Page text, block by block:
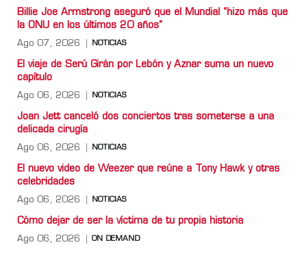
Billie Joe Armstrong aseguró que el Mundial “hizo más que
la ONU en los últimos 20 años”
Ago 07, 2026 NOTICIAS
El viaje de Serú Girán por Lebón y Aznar suma un nuevo
capítulo
Ago 06, 2026 NOTICIAS
Joan Jett canceló dos conciertos tras someterse a una
delicada cirugía
Ago 06, 2026 NOTICIAS
El nuevo video de Weezer que reúne a Tony Hawk y otras
celebridades
Ago 06, 2026 NOTICIAS
Cómo dejar de ser la víctima de tu propia historia
Ago 06, 2026 ON DEMAND